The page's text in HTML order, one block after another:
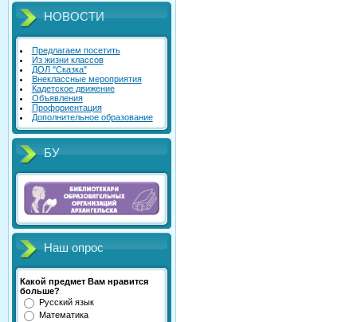
НОВОСТИ
Предлагаем посетить
Из жизни классов
ДОЛ "Сказка"
Внеклассные мероприятия
Кадетское движение
Объявления
Профориентация
Дополнительное образование
БУ
Наш опрос
Какой предмет Вам нравится
больше?
Русский язык
Математика